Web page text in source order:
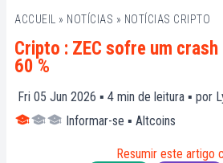
ACCUEIL » NOTÍCIAS » NOTÍCIAS CRIPTO
Cripto : ZEC sofre um
60 %
Fri 05 Jun 2026 ▪ 4 min de leitura ▪ por
Informar-se ▪ Altcoins
Resumir este artigo